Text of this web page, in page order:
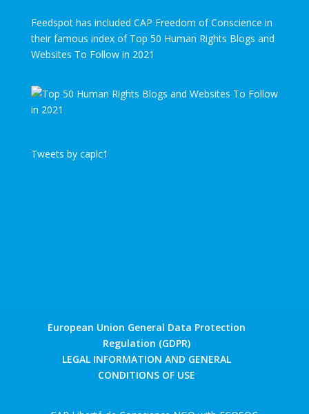
Feedspot has included CAP Freedom of Conscience in
their famous index of Top 50 Human Rights Blogs and
Websites To Follow in 2021
Tweets by caplc1
European Union General Data Protection
Regulation (GDPR)
LEGAL INFORMATION AND GENERAL
CONDITIONS OF USE